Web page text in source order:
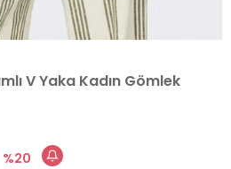
V Yaka Kadın Gömlek
20